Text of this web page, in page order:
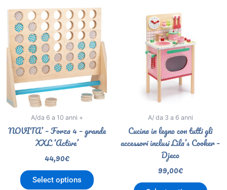
A/da 6 a 10 anni +
NOVITA’ – Forza 4 – grande
XXL ‘Active’
44,90€
Select options
A/ da 3 a 6 anni
Cucina in legno con tutti gli
accessori inclusi Lila’s Cooker –
Djeco
99,00€